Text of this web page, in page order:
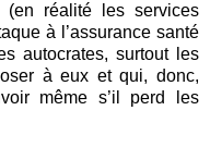
(en réalité les services
à l’assurance santé
autocrates, surtout les
à eux et qui, donc,
même s’il perd les